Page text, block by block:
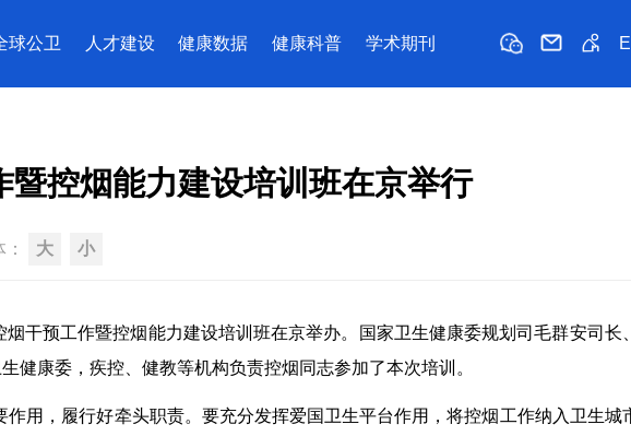
球公卫 人才建设 健康数据 健康科普 学术期刊
控烟能力建设培训班在京举行
大 小
干预工作暨控烟能力建设培训班在京举办。国家卫生健康委规划司毛群安司长
康委，疾控、健教等机构负责控烟同志参加了本次培训。
用，履行好牵头职责。要充分发挥爱国卫生平台作用，将控烟工作纳入卫生城